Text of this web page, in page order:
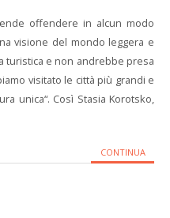
offendere in alcun modo
visione del mondo leggera e
turistica e non andrebbe presa
visitato le città più grandi e
unica“. Così Stasia Korotsko,
CONTINUA